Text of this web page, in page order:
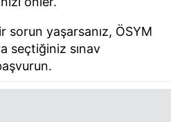
ve sizlere yönelik
yapılması, amaçlarıyla
dahilinde kullanılacaktır.
aşağıda yer alan panel
Çerezlere ilişkin detaylı bilgi
sorun yaşarsanız, ÖSYM
seçtiğiniz sınav